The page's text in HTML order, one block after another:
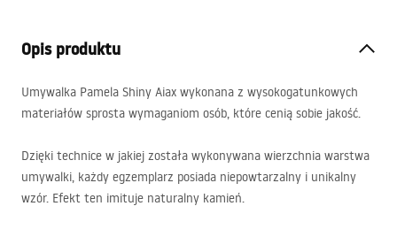
Opis produktu
Umywalka Pamela Shiny Aiax wykonana z wysokogatunkowych
materiałów sprosta wymaganiom osób, które cenią sobie jakość.
Dzięki technice w jakiej została wykonywana wierzchnia warstwa
umywalki, każdy egzemplarz posiada niepowtarzalny i unikalny
wzór. Efekt ten imituje naturalny kamień.